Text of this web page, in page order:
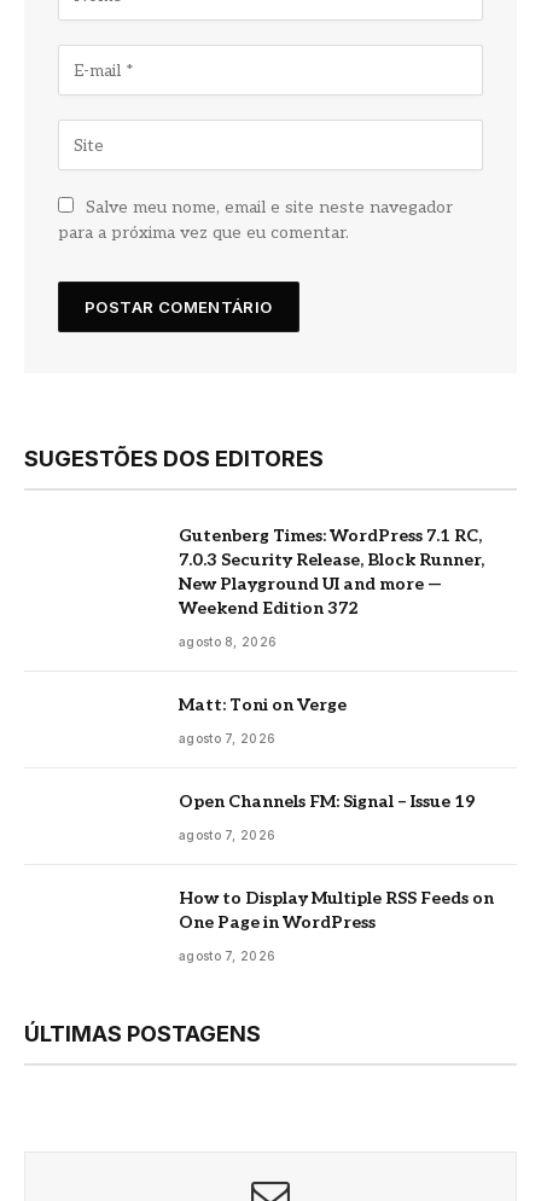
Salve meu nome, email e site neste navegador
para a próxima vez que eu comentar.
SUGESTÕES DOS EDITORES
Gutenberg Times: WordPress 7.1 RC,
7.0.3 Security Release, Block Runner,
New Playground UI and more —
Weekend Edition 372
agosto 8, 2026
Matt: Toni on Verge
agosto 7, 2026
Open Channels FM: Signal – Issue 19
agosto 7, 2026
How to Display Multiple RSS Feeds on
One Page in WordPress
agosto 7, 2026
ÚLTIMAS POSTAGENS